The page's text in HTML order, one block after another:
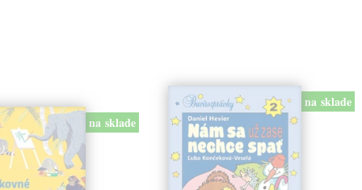
na sklade
na sklade